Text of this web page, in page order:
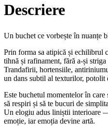
Descriere
Un buchet ce vorbește în nuanțe
Prin forma sa atipică și echilibrul
tihnă și rafinament, fără a-și striga
Trandafirii, hortensiile,
un dans subtil al texturilor, potolit
Este buchetul momentelor în
să respiri și să te bucuri de
Un elogiu adus liniștii interioare
emoție, iar emoția devine artă.